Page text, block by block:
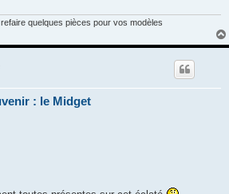
quelques pièces pour vos modèles
: le Midget